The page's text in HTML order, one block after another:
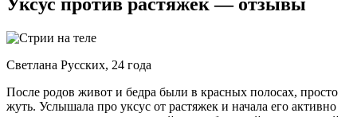
Уксус против растяжек — отзывы
Светлана Русских, 24 года
После родов живот и бедра были в красных полосах, просто
жуть. Услышала про уксус от растяжек и начала его активно